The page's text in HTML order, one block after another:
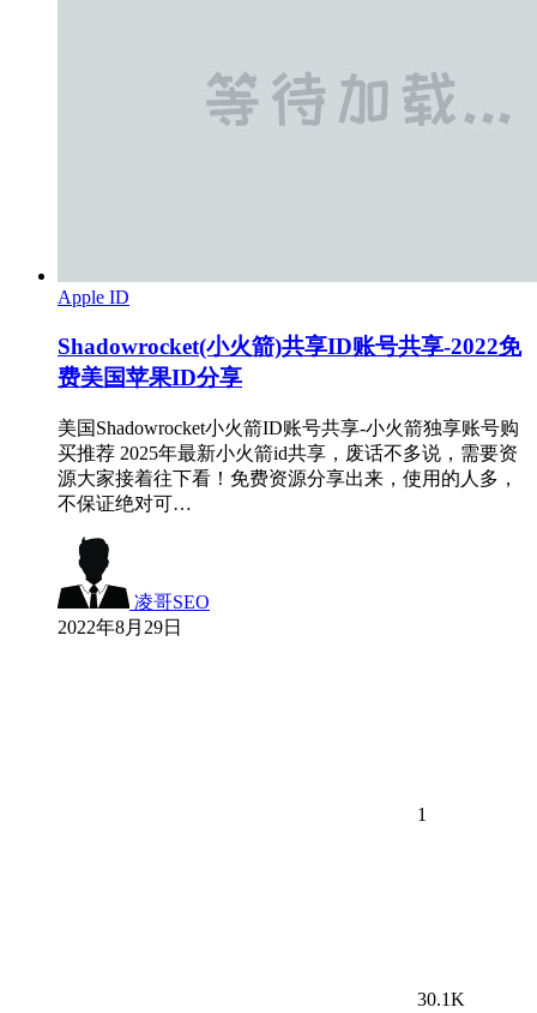
Apple ID
Shadowrocket(小火箭)共享ID账号共享-2022免
费美国苹果ID分享
美国Shadowrocket小火箭ID账号共享-小火箭独享账号购
买推荐 2025年最新小火箭id共享，废话不多说，需要资
源大家接着往下看！免费资源分享出来，使用的人多，
不保证绝对可…
凌哥SEO
2022年8月29日
1
30.1K